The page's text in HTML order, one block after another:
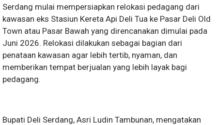
Serdang mulai mempersiapkan relokasi pedagang dari
kawasan eks Stasiun Kereta Api Deli Tua ke Pasar Deli Old
Town atau Pasar Bawah yang direncanakan dimulai pada
Juni 2026. Relokasi dilakukan sebagai bagian dari
penataan kawasan agar lebih tertib, nyaman, dan
memberikan tempat berjualan yang lebih layak bagi
pedagang.
Bupati Deli Serdang, Asri Ludin Tambunan, mengatakan